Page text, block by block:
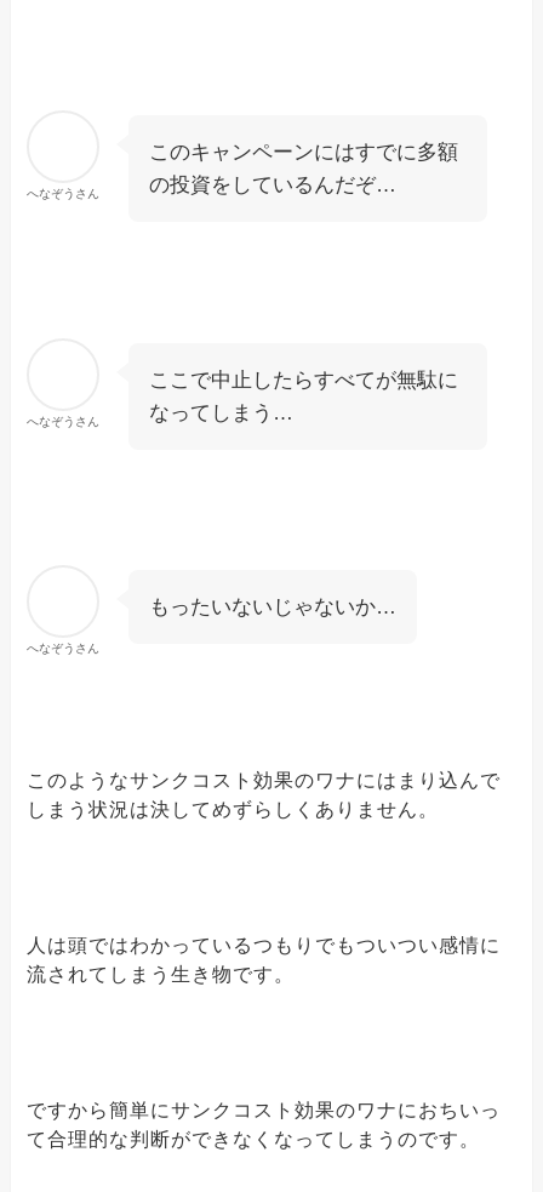
へなぞうさん
このキャンペーンにはすでに多額
の投資をしているんだぞ…
へなぞうさん
ここで中止したらすべてが無駄に
なってしまう…
へなぞうさん
もったいないじゃないか…
このようなサンクコスト効果のワナにはまり込んで
しまう状況は決してめずらしくありません。
人は頭ではわかっているつもりでもついつい感情に
流されてしまう生き物です。
ですから簡単にサンクコスト効果のワナにおちいっ
て合理的な判断ができなくなってしまうのです。